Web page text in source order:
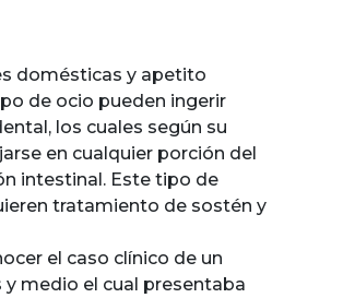
domésticas y apetito
de ocio pueden ingerir
los cuales según su
en cualquier porción del
intestinal. Este tipo de
tratamiento de sostén y
el caso clínico de un
medio el cual presentaba